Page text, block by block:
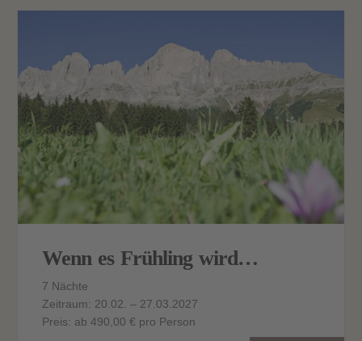
Wenn es Frühling wird…
7 Nächte
Zeitraum: 20.02. – 27.03.2027
Preis: ab 490,00 € pro Person